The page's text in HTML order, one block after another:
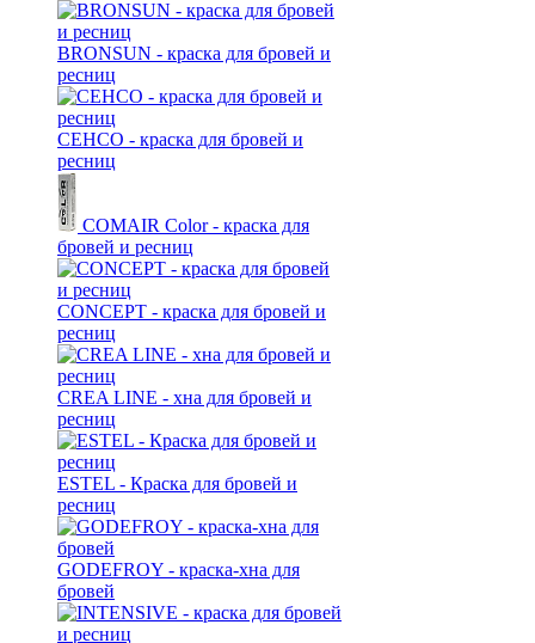
BRONSUN - краска для бровей и
ресниц
CEHCO - краска для бровей и
ресниц
COMAIR Color - краска для
бровей и ресниц
CONCEPT - краска для бровей и
ресниц
CREA LINE - хна для бровей и
ресниц
ESTEL - Краска для бровей и
ресниц
GODEFROY - краска-хна для
бровей